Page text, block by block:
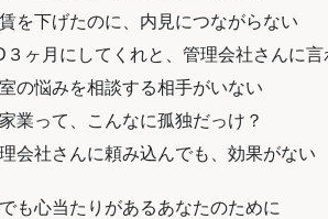
賃を下げたのに、内見につながらない
３ヶ月にしてくれと、管理会社さんに
室の悩みを相談する相手がいない
家業って、こんなに孤独だっけ？
理会社さんに頼み込んでも、効果がない
も心当たりがあるあなたのために